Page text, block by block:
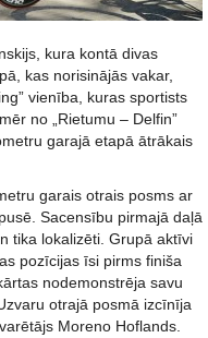
kura kontā divas
kas norisinājās vakar,
vienība, kuras sportists
no „Rietumu – Delfin”
garajā etapā ātrākais
garais otrais posms ar
Sacensību pirmajā daļā
tika lokalizēti. Grupā aktīvi
pozīcijas īsi pirms finiša
nodemonstrēja savu
otrajā posmā izcīnīja
Moreno Hoflands.